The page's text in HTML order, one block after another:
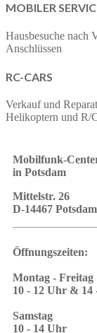
MOBILER
Hausbesuche nach
Anschlüssen
RC-CARS
Verkauf und
Helikoptern und R/
Mobilfunk-
in Potsdam
Mittelstr. 26
D-14467 Potsdam
Öffnungszeiten:
Montag - Freitag
10 - 12 Uhr & 14
Samstag
10 - 14 Uhr